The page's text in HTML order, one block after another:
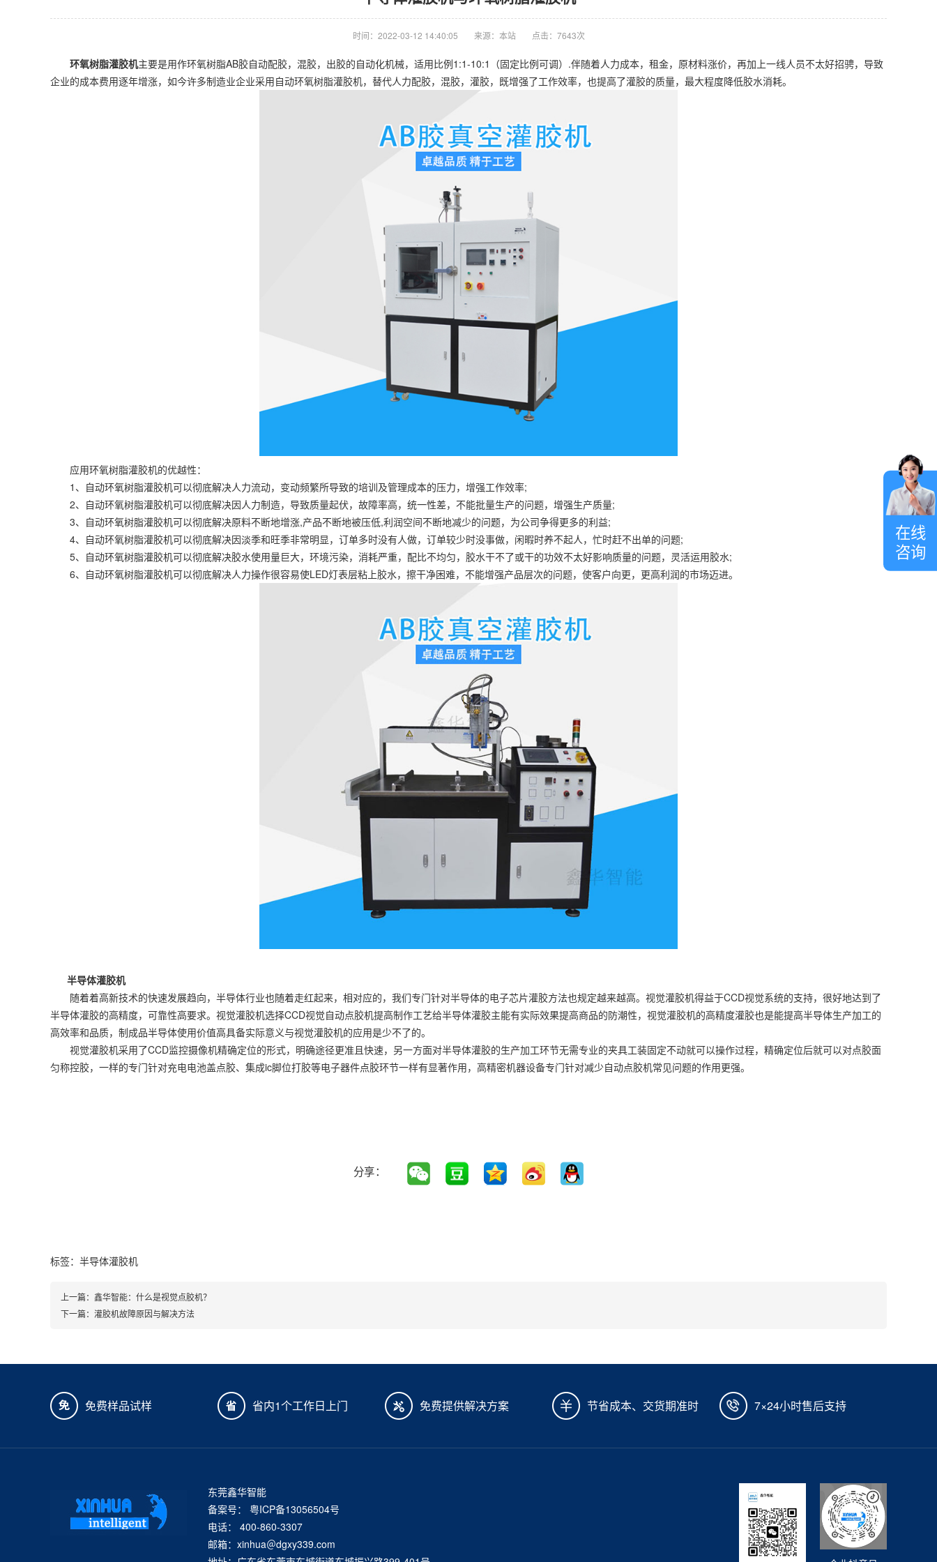
时间：2022-03-12 14:40:05 来源：本站 点击：7643次
环氧树脂灌胶机主要是用作环氧树脂AB胶自动配胶，混胶，出胶的自动化机械，适用比例1:1-10:1（固定比例可调）.伴随着人力成本，租金，原材料涨价，再加上一线人员不太好招骋，导致
企业的成本费用逐年增涨，如今许多制造业企业采用自动环氧树脂灌胶机，替代人力配胶，混胶，灌胶，既增强了工作效率，也提高了灌胶的质量，最大程度降低胶水消耗。
应用环氧树脂灌胶机的优越性：
1、自动环氧树脂灌胶机可以彻底解决人力流动，变动频繁所导致的培训及管理成本的压力，增强工作效率;
2、自动环氧树脂灌胶机可以彻底解决因人力制造，导致质量起伏，故障率高，统一性差，不能批量生产的问题，增强生产质量;
3、自动环氧树脂灌胶机可以彻底解决原料不断地增涨,产品不断地被压低,利润空间不断地减少的问题，为公司争得更多的利益;
4、自动环氧树脂灌胶机可以彻底解决因淡季和旺季非常明显，订单多时没有人做，订单较少时没事做，闲暇时养不起人，忙时赶不出单的问题;
5、自动环氧树脂灌胶机可以彻底解决胶水使用量巨大，环境污染，消耗严重，配比不均匀，胶水干不了或干的功效不太好影响质量的问题，灵活运用胶水;
6、自动环氧树脂灌胶机可以彻底解决人力操作很容易使LED灯表层粘上胶水，擦干净困难，不能增强产品层次的问题，使客户向更，更高利润的市场迈进。
半导体灌胶机
随着着高新技术的快速发展趋向，半导体行业也随着走红起来，相对应的，我们专门针对半导体的电子芯片灌胶方法也规定越来越高。视觉灌胶机得益于CCD视觉系统的支持，很好地达到了
半导体灌胶的高精度，可靠性高要求。视觉灌胶机选择CCD视觉自动点胶机提高制作工艺给半导体灌胶主能有实际效果提高商品的防潮性，视觉灌胶机的高精度灌胶也是能提高半导体生产加工的
高效率和品质，制成品半导体使用价值高具备实际意义与视觉灌胶机的应用是少不了的。
视觉灌胶机采用了CCD监控摄像机精确定位的形式，明确途径更准且快速，另一方面对半导体灌胶的生产加工环节无需专业的夹具工装固定不动就可以操作过程，精确定位后就可以对点胶面
匀称控胶，一样的专门针对充电电池盖点胶、集成ic脚位打胶等电子器件点胶环节一样有显著作用，高精密机器设备专门针对减少自动点胶机常见问题的作用更强。
分享：
标签： 半导体灌胶机
上一篇： 鑫华智能：什么是视觉点胶机？
下一篇： 灌胶机故障原因与解决方法
免费样品试样 省内1个工作日上门 免费提供解决方案 节省成本、交货期准时 7×24小时售后支持
东莞鑫华智能
备案号： 粤ICP备13056504号
电话： 400-860-3307
邮箱：xinhua＠dgxy339.com
在
线
客
服
在线
咨询